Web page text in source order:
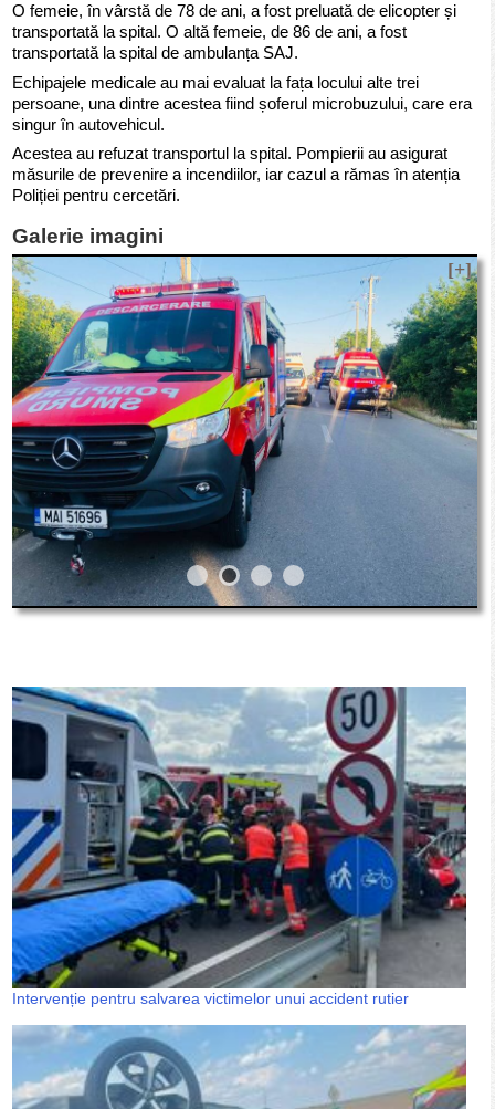
O femeie, în vârstă de 78 de ani, a fost preluată de elicopter și
transportată la spital. O altă femeie, de 86 de ani, a fost
transportată la spital de ambulanța SAJ.
Echipajele medicale au mai evaluat la fața locului alte trei
persoane, una dintre acestea fiind șoferul microbuzului, care era
singur în autovehicul.
Acestea au refuzat transportul la spital. Pompierii au asigurat
măsurile de prevenire a incendiilor, iar cazul a rămas în atenția
Poliției pentru cercetări.
Galerie imagini
Intervenție pentru salvarea victimelor unui accident rutier